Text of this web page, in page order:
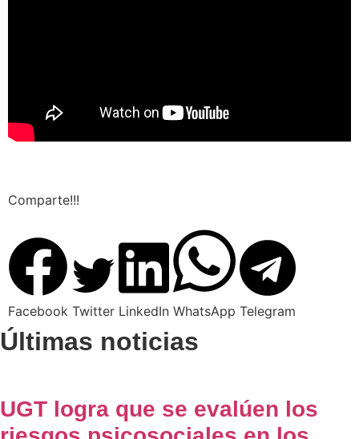
Comparte!!!
Facebook Twitter LinkedIn WhatsApp Telegram
Últimas noticias
UGT logra que se evalúen los